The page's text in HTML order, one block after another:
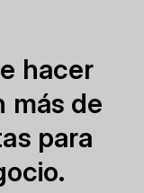
hacer
más de
para